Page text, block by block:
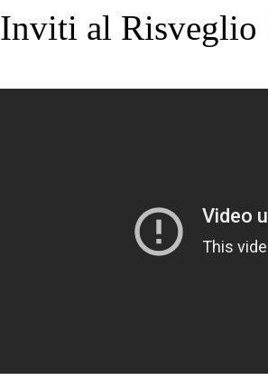
Inviti al Risveglio